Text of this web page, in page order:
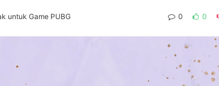
untuk Game PUBG 0 0